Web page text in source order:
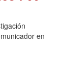
en